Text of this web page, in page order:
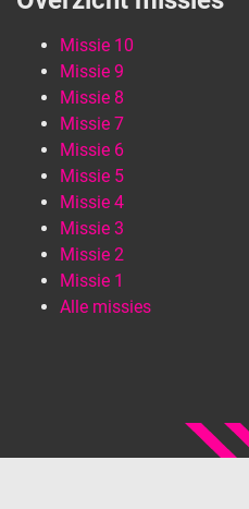
Missie 10
Missie 9
Missie 8
Missie 7
Missie 6
Missie 5
Missie 4
Missie 3
Missie 2
Missie 1
Alle missies